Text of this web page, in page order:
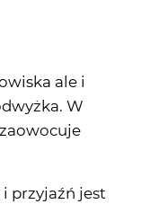
ale i
W
przyjaźń jest